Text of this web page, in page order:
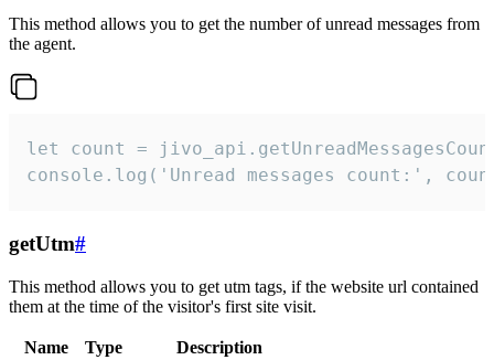
This method allows you to get the number of unread messages from
the agent.
let count =
console.log('Unread messages count:',
getUtm#
This method allows you to get utm tags, if the website url contained
them at the time of the visitor's first site visit.
Name Type
Description